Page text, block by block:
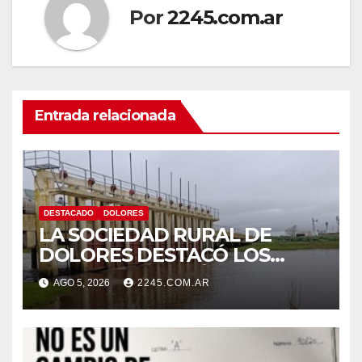
Por2245.com.ar
Entrada relacionada
DESTACADO DOLORES
LA SOCIEDAD RURAL DE
DOLORES DESTACÓ LOS
TRABAJOS HIDRÁULICOS
REALIZADOS EN EL CANAL 1
AGO 5, 2026 2245.COM.AR